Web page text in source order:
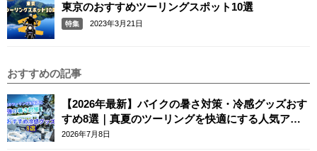
東京のおすすめツーリングスポット10選
特集 2023年3月21日
おすすめの記事
【2026年最新】バイクの暑さ対策・冷感グッズおす
すめ8選｜真夏のツーリングを快適にする人気アイ
テム
2026年7月8日